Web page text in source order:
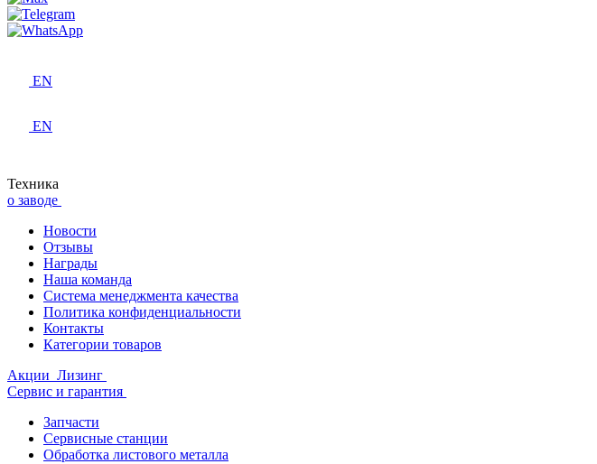
EN
EN
Техника
о заводе
Новости
Отзывы
Награды
Наша команда
Система менеджмента качества
Политика конфиденциальности
Контакты
Категории товаров
Акции Лизинг
Сервис и гарантия
Запчасти
Сервисные станции
Обработка листового металла